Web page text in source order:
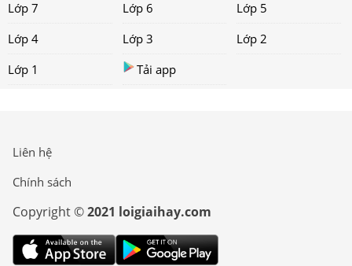
Lớp 7
Lớp 6
Lớp 5
Lớp 4
Lớp 3
Lớp 2
Lớp 1
Tải app
Liên hệ
Chính sách
Copyright ©2021 loigiaihay.com